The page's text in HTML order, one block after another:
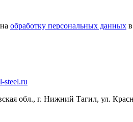
обработку персональных данных
steel.ru
обл., г. Нижний Тагил, ул.